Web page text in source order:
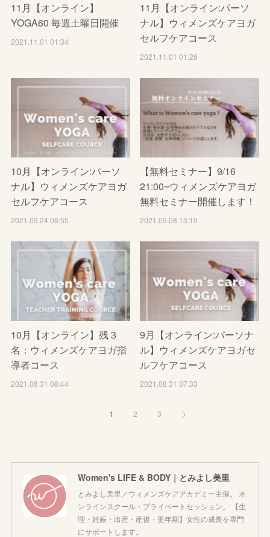
11月【オンライン】
YOGA60 毎週土曜日開催
2021.11.01 01:34
11月【オンライン:パーソ
ナル】ウィメンズケアヨガ
セルフケアコース
2021.11.01 01:26
10月【オンライン:パーソ
ナル】ウィメンズケアヨガ
セルフケアコース
2021.09.24 08:55
【無料セミナー】9/16
21:00~ウィメンズケアヨガ
無料セミナー開催します！
2021.09.08 13:10
10月【オンライン】残３
名：ウィメンズケアヨガ指
導者コース
2021.08.31 08:44
9月【オンライン:パーソナ
ル】ウィメンズケアヨガセ
ルフケアコース
2021.08.31 07:33
1 2 3
Women's LIFE & BODY｜とみよし美里
とみよし美里／ウィメンズケアアカデミー主催。 オ
ンラインスクール・プライベートセッション。 【生
理・妊娠・出産・産後・更年期】女性の成長を専門
にサポートします。